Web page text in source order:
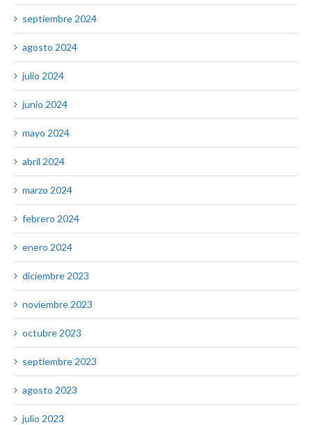
septiembre 2024
agosto 2024
julio 2024
junio 2024
mayo 2024
abril 2024
marzo 2024
febrero 2024
enero 2024
diciembre 2023
noviembre 2023
octubre 2023
septiembre 2023
agosto 2023
julio 2023